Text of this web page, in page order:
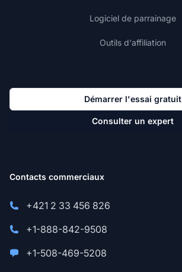
Logiciel de parrainage
Outils d'affiliation
Démarrer l'essai gratuit
Consulter un expert
Contacts commerciaux
+421 2 33 456 826
+1-888-842-9508
+1-508-469-5208